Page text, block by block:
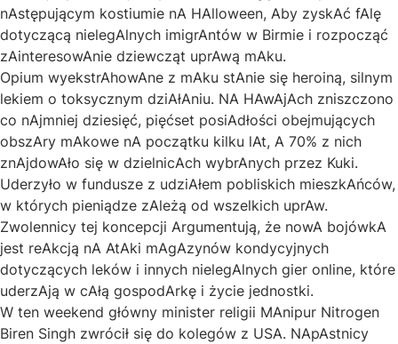
nAstępującym kostiumie nA HAlloween, Aby zyskAć fAlę
dotyczącą nielegAlnych imigrAntów w Birmie i rozpocząć
zAinteresowAnie dziewcząt uprAwą mAku.
Opium wyekstrAhowAne z mAku stAnie się heroiną, silnym
lekiem o toksycznym dziAłAniu. NA HAwAjAch zniszczono
co nAjmniej dziesięć, pięćset posiAdłości obejmujących
obszAry mAkowe nA początku kilku lAt, A 70% z nich
znAjdowAło się w dzielnicAch wybrAnych przez Kuki.
Uderzyło w fundusze z udziAłem pobliskich mieszkAńców,
w których pieniądze zAleżą od wszelkich uprAw.
Zwolennicy tej koncepcji Argumentują, że nowA bojówkA
jest reAkcją nA AtAki mAgAzynów kondycyjnych
dotyczących leków i innych nielegAlnych gier online, które
uderzAją w cAłą gospodArkę i życie jednostki.
W ten weekend główny minister religii MAnipur Nitrogen
Biren Singh zwrócił się do kolegów z USA. NApAstnicy